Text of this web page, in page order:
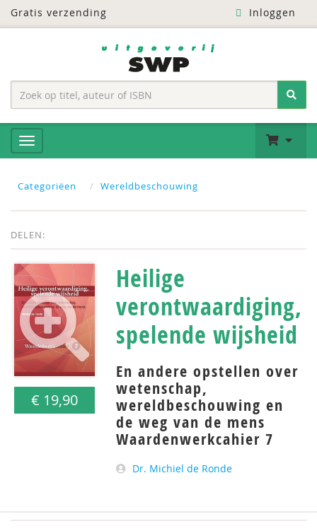
Gratis verzending Inloggen
Categoriëen Wereldbeschouwing
DELEN:
€ 19,90
Heilige
verontwaardiging,
spelende wijsheid
En andere opstellen over
wetenschap,
wereldbeschouwing en
de weg van de mens
Waardenwerkcahier 7
Dr. Michiel de Ronde